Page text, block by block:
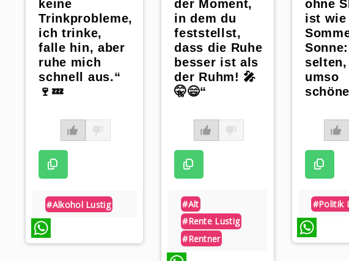
keine
Trinkprobleme,
ich trinke,
falle hin, aber
ruhe mich
schnell aus.“
🍷💤
#alkohol Lustig
der Moment,
in dem du
feststellst,
dass die Ruhe
besser ist als
der Ruhm! 🎤
🤫😄“
#alt
#rente Lustig
#rentner
ohne
ist wie
umso
#politik